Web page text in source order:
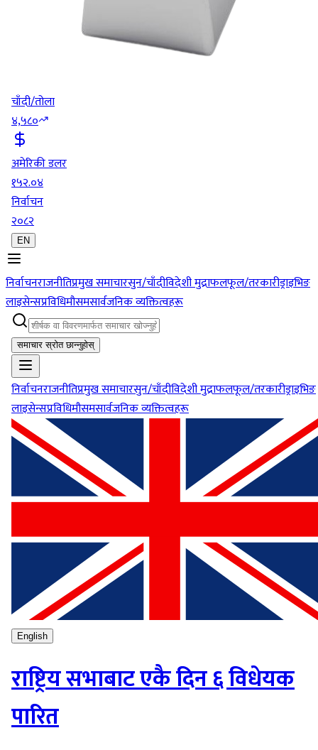
चाँदी/तोला
४,५८०
अमेरिकी डलर
१५२.०४
निर्वाचन
२०८२
EN
निर्वाचनराजनीतिप्रमुख समाचारसुन/चाँदीविदेशी मुद्राफलफूल/तरकारीड्राइभिङ
लाइसेन्सप्रविधिमौसमसार्वजनिक व्यक्तित्वहरू
समाचार स्रोत छान्नुहोस्
निर्वाचनराजनीतिप्रमुख समाचारसुन/चाँदीविदेशी मुद्राफलफूल/तरकारीड्राइभिङ
लाइसेन्सप्रविधिमौसमसार्वजनिक व्यक्तित्वहरू
English
राष्ट्रिय सभाबाट एकै दिन ६ विधेयक
पारित